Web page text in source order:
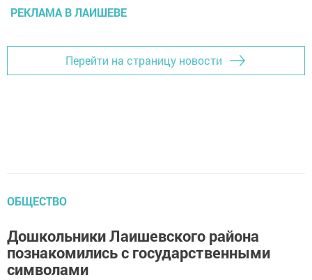
РЕКЛАМА В ЛАИШЕВЕ
Перейти на страницу новости
ОБЩЕСТВО
Дошкольники Лаишевского района
познакомились с государственными
символами